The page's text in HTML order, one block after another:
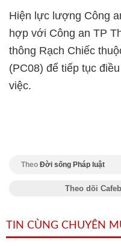
Hiện lực lượng Công
hợp với Công an TP
thông Rạch Chiếc
(PC08) để tiếp tục
việc.
Theo Đời sống Pháp luật
Theo dõi
TIN CÙNG CHUYÊN